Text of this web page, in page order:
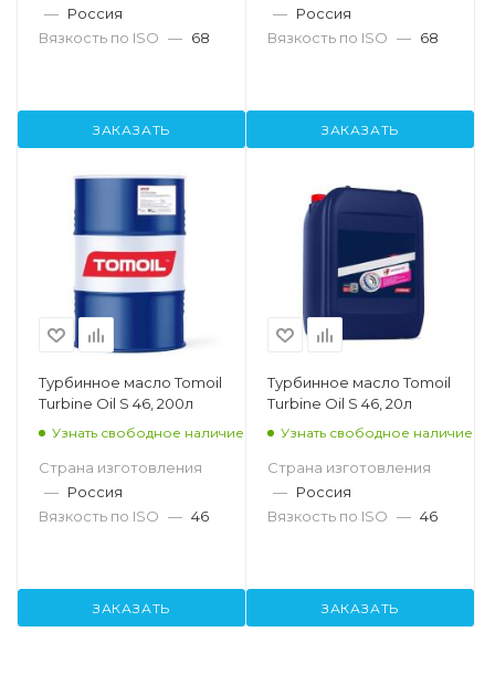
— Россия
Вязкость по ISO — 68
ЗАКАЗАТЬ
— Россия
Вязкость по ISO — 68
ЗАКАЗАТЬ
Турбинное масло Tomoil
Turbine Oil S 46, 200л
Узнать свободное наличие
Страна изготовления
— Россия
Вязкость по ISO — 46
ЗАКАЗАТЬ
Турбинное масло Tomoil
Turbine Oil S 46, 20л
Узнать свободное наличие
Страна изготовления
— Россия
Вязкость по ISO — 46
ЗАКАЗАТЬ